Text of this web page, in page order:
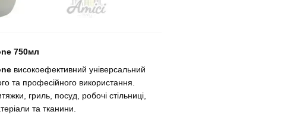
750мл
високоефективний універсальний
та професійного використання.
гриль, посуд, робочі стільниці,
та тканини.